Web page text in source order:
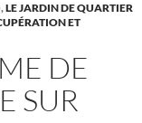
,LE JARDIN DE QUARTIER
ET
DE
SUR